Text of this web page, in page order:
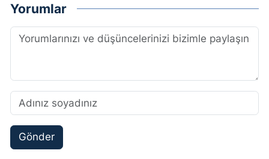
Yorumlar
Gönder